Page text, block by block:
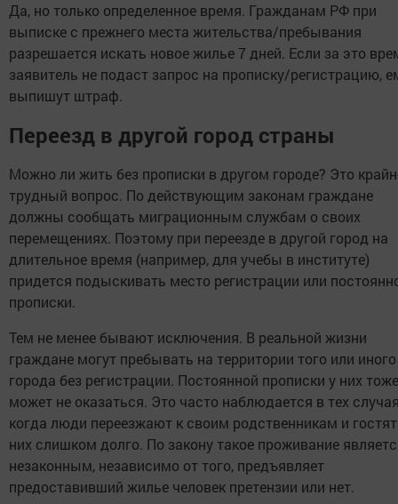
Да, но только определенное время. Гражданам РФ при
выписке с прежнего места жительства/пребывания
разрешается искать новое жилье 7 дней. Если за это
заявитель не подаст запрос на прописку/регистрацию,
выпишут штраф.
Переезд в другой город страны
Можно ли жить без прописки в другом городе? Это
трудный вопрос. По действующим законам граждане
должны сообщать миграционным службам о своих
перемещениях. Поэтому при переезде в другой город на
длительное время (например, для учебы в институте)
придется подыскивать место регистрации или
прописки.
Тем не менее бывают исключения. В реальной жизни
граждане могут пребывать на территории того или иного
города без регистрации. Постоянной прописки у них тоже
может не оказаться. Это часто наблюдается в тех
когда люди переезжают к своим родственникам и
них слишком долго. По закону такое проживание
незаконным, независимо от того, предъявляет
предоставивший жилье человек претензии или нет.